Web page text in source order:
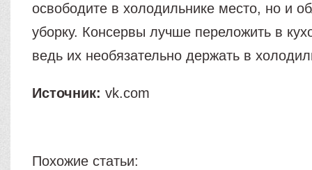
освободите в холодильнике место, но и
уборку. Консервы лучше переложить в
ведь их необязательно держать в
Источник: vk.com
Похожие статьи: